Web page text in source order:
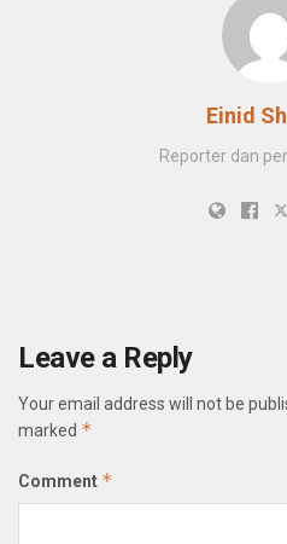
Einid
Reporter dan
Leave a Reply
Your email address will not be
marked *
Comment *